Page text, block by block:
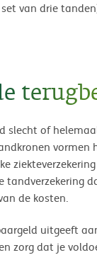
van drie
slecht of
vormen
tandverzekering
de kosten.
uitgeeft
zorg dat je